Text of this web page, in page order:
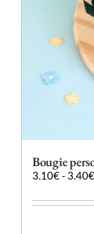
Bougie
3.10€- 3.40€